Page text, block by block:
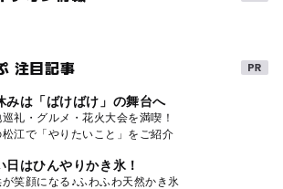
注目記事
みは「ばけばけ」の舞台へ
礼・グルメ・花火大会を満喫！
松江で「やりたいこと」をご紹介
日はひんやりかき氷！
が笑顔になる♪ふわふわ天然かき氷